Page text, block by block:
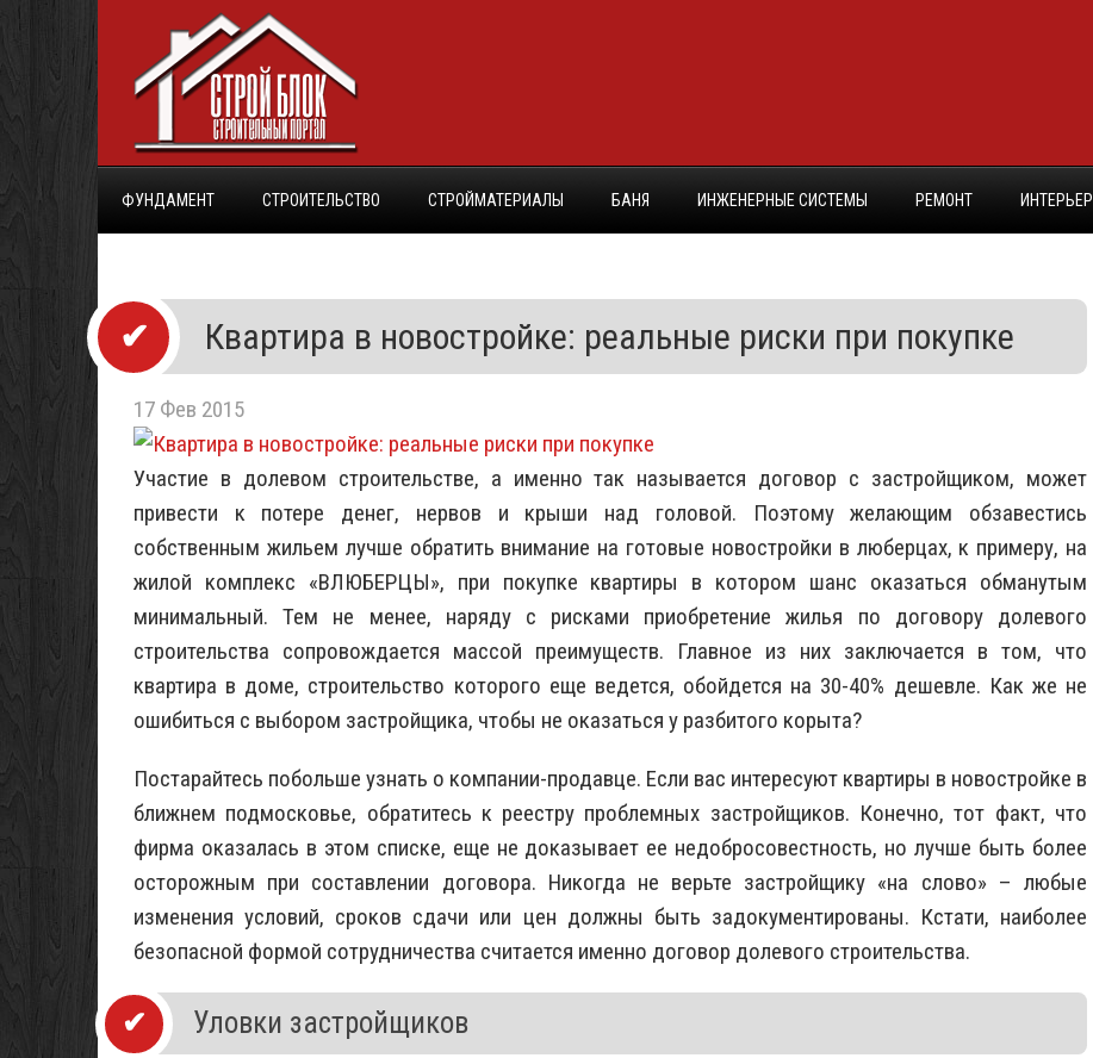
ФУНДАМЕНТ СТРОИТЕЛЬСТВО СТРОЙМАТЕРИАЛЫ БАНЯ ИНЖЕНЕРНЫЕ СИСТЕМЫ РЕМОНТ ИНТЕРЬЕР
Квартира в новостройке: реальные риски при покупке
17 Фев 2015
Участие в долевом строительстве, а именно так называется договор с застройщиком, может
привести к потере денег, нервов и крыши над головой. Поэтому желающим обзавестись
собственным жильем лучше обратить внимание на готовые новостройки в люберцах, к примеру, на
жилой комплекс «ВЛЮБЕРЦЫ», при покупке квартиры в котором шанс оказаться обманутым
минимальный. Тем не менее, наряду с рисками приобретение жилья по договору долевого
строительства сопровождается массой преимуществ. Главное из них заключается в том, что
квартира в доме, строительство которого еще ведется, обойдется на 30-40% дешевле. Как же не
ошибиться с выбором застройщика, чтобы не оказаться у разбитого корыта?
Постарайтесь побольше узнать о компании-продавце. Если вас интересуют квартиры в новостройке в
ближнем подмосковье, обратитесь к реестру проблемных застройщиков. Конечно, тот факт, что
фирма оказалась в этом списке, еще не доказывает ее недобросовестность, но лучше быть более
осторожным при составлении договора. Никогда не верьте застройщику «на слово» – любые
изменения условий, сроков сдачи или цен должны быть задокументированы. Кстати, наиболее
безопасной формой сотрудничества считается именно договор долевого строительства.
Уловки застройщиков